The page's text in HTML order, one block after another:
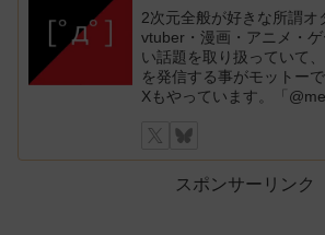
2次元全般が好きな所謂オ
vtuber・漫画・アニメ・
い話題を取り扱っていて
を発信する事がモットーで
Xもやっています。「
スポンサーリンク